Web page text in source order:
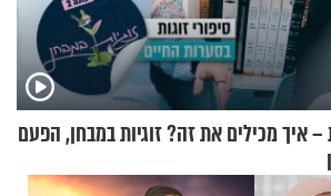
איך מכילים את זה? זוגיות במבחן, הפעם